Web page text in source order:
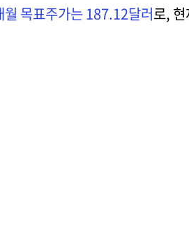
목표주가는 187.12달러로,